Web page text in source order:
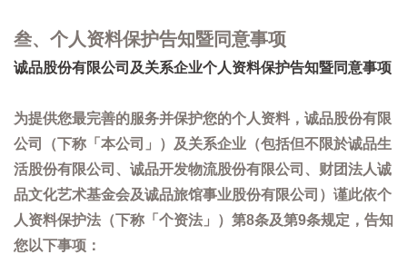
叁、个人资料保护告知暨同意事项
诚品股份有限公司及关系企业个人资料保护告知暨同意事项
为提供您最完善的服务并保护您的个人资料，诚品股份有限
公司（下称「本公司」）及关系企业（包括但不限於诚品生
活股份有限公司、诚品开发物流股份有限公司、财团法人诚
品文化艺术基金会及诚品旅馆事业股份有限公司）谨此依个
人资料保护法（下称「个资法」）第8条及第9条规定，告知
您以下事项：